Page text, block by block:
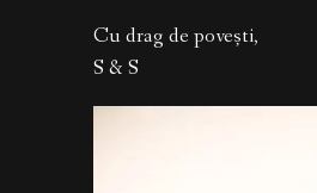
Cu drag de povești,
S & S